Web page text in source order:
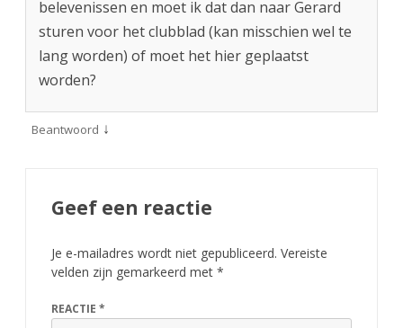
belevenissen en moet ik dat dan naar Gerard
sturen voor het clubblad (kan misschien wel te
lang worden) of moet het hier geplaatst
worden?
Beantwoord ↓
Geef een reactie
Je e-mailadres wordt niet gepubliceerd. Vereiste
velden zijn gemarkeerd met *
REACTIE *